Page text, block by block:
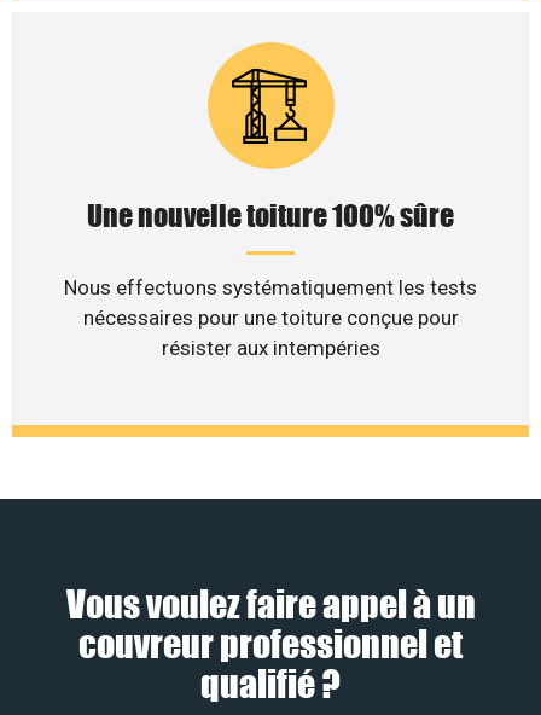
Une nouvelle toiture 100% sûre
Nous effectuons systématiquement les tests
nécessaires pour une toiture conçue pour
résister aux intempéries
Vous voulez faire appel à un
couvreur professionnel et
qualifié ?